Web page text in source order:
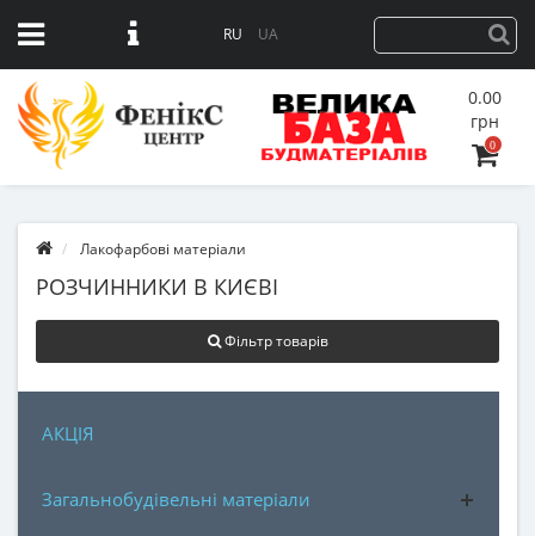
RU UA
0.00
грн
0
Лакофарбові матеріали
РОЗЧИННИКИ В КИЄВІ
Фільтр товарів
АКЦІЯ
Загальнобудівельні матеріали